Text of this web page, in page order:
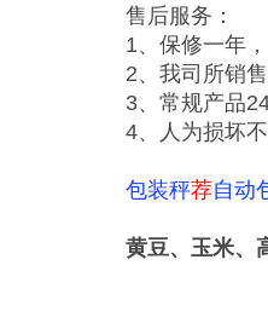
售后服务：
1、保修一年
2、我司所销
3、常规产品
4、人为损坏
包装秤荐自动
黄豆、玉米、